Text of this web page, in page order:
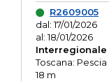
R2609005
dal: 17/01/2026
al: 18/01/2026
Interregionale
Toscana: Pescia
18 m